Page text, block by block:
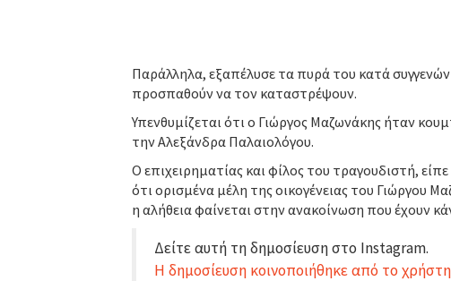
Παράλληλα, εξαπέλυσε τα πυρά του κατά
προσπαθούν να τον καταστρέψουν.
Υπενθυμίζεται ότι ο Γιώργος Μαζωνάκης ήταν
την Αλεξάνδρα Παλαιολόγου.
Ο επιχειρηματίας και φίλος του τραγουδιστή,
ότι ορισμένα μέλη της οικογένειας του
η αλήθεια φαίνεται στην ανακοίνωση που έχουν
Δείτε αυτή τη δημοσίευση στο Instagram.
Η δημοσίευση κοινοποιήθηκε από το